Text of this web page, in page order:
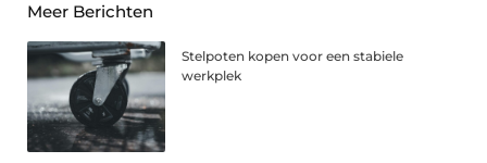
Meer Berichten
Stelpoten kopen voor een stabiele
werkplek